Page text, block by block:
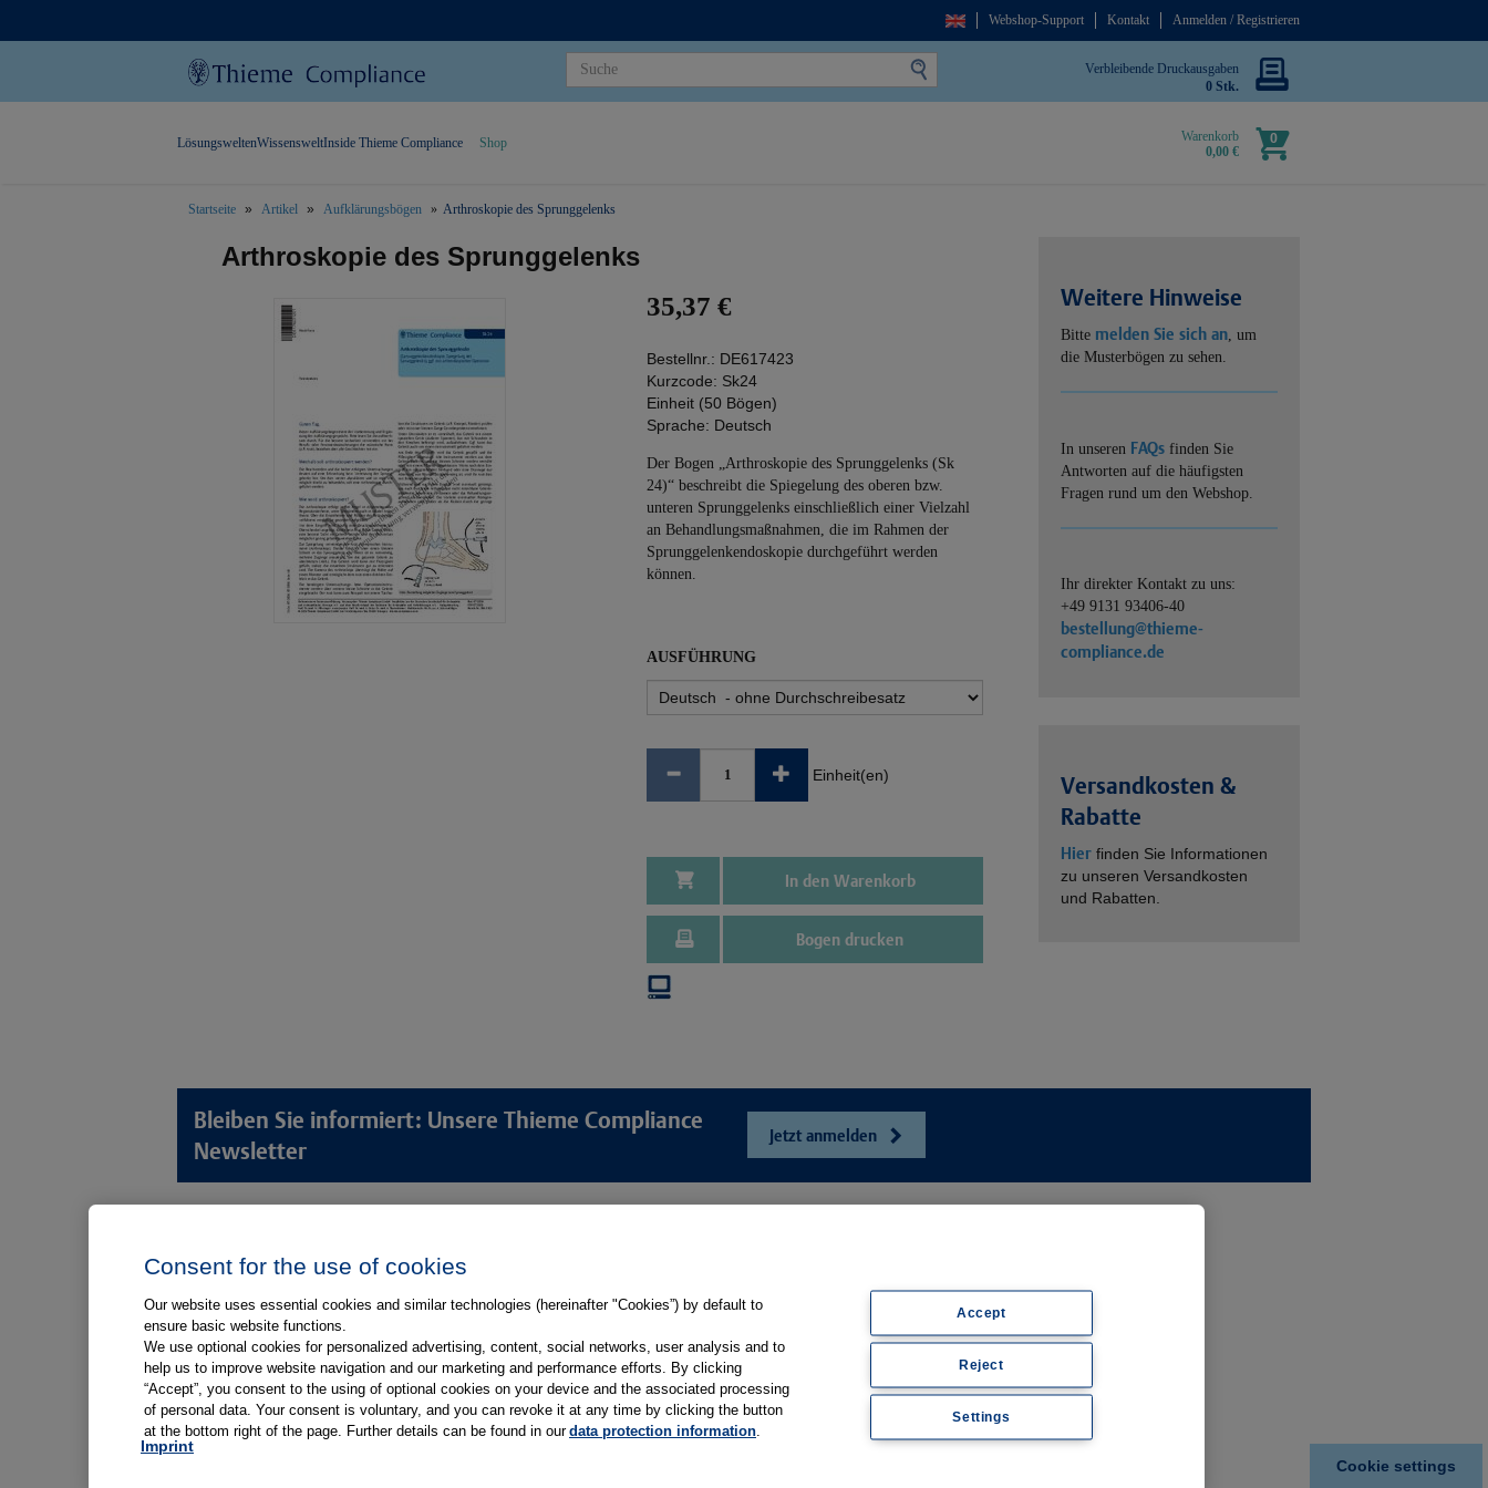
Webshop-Support Kontakt Anmelden / Registrieren
Verbleibende Druckausgaben
0 Stk.
Warenkorb
0,00 €
0
LösungsweltenWissensweltInside Thieme Compliance Shop
Startseite Artikel Aufklärungsbögen Arthroskopie des Sprunggelenks
Arthroskopie des Sprunggelenks
35,37 €
Bestellnr.: DE617423
Kurzcode: Sk24
Einheit (50 Bögen)
Sprache: Deutsch
Der Bogen „Arthroskopie des Sprunggelenks (Sk
24)“ beschreibt die Spiegelung des oberen bzw.
unteren Sprunggelenks einschließlich einer Vielzahl
an Behandlungsmaßnahmen, die im Rahmen der
Sprunggelenkendoskopie durchgeführt werden
können.
AUSFÜHRUNG
Einheit(en)
In den Warenkorb
Bogen drucken
Weitere Hinweise
Bitte melden Sie sich an, um
die Musterbögen zu sehen.
In unseren FAQs finden Sie
Antworten auf die häufigsten
Fragen rund um den Webshop.
Ihr direkter Kontakt zu uns:
+49 9131 93406-40
bestellung@thieme-
compliance.de
Versandkosten &
Rabatte
Hier finden Sie Informationen
zu unseren Versandkosten
und Rabatten.
Bleiben Sie informiert: Unsere Thieme Compliance
Newsletter
Jetzt anmelden
Anamnese von Patient*innen
Aufnahme von Patient*innen
Aufklärung von Patient*innen
Kliniken
Medizinische Versorgungszentren
Arztpraxen
Digitale Lösungen
Aufklärungsbögen
Produkt-Hilfe
Support
Whitepaper & Infomaterial
Kontakt
Web-Semniare
Anwenderberichte
Consent for the use of cookies
Our website uses essential cookies and similar technologies (hereinafter "Cookies”) by default to
ensure basic website functions.
We use optional cookies for personalized advertising, content, social networks, user analysis and to
help us to improve website navigation and our marketing and performance efforts. By clicking
“Accept”, you consent to the using of optional cookies on your device and the associated processing
of personal data. Your consent is voluntary, and you can revoke it at any time by clicking the button
at the bottom right of the page. Further details can be found in ourdata protection information.
Imprint
Accept
Reject
Settings
Cookie settings